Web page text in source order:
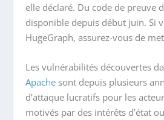
elle déclaré. Du code de preuve
disponible depuis début juin. Si
HugeGraph, assurez-vous de
Les vulnérabilités découvertes
Apache sont depuis plusieurs
d’attaque lucratifs pour les
motivés par des intérêts d’état